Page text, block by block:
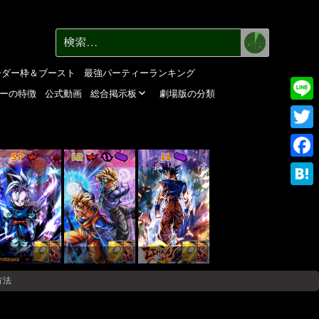
ダー枠＆ブースト
最強パーティーランキング
の特徴 公式動画 総合掲示板
劇場版の分類
SP LR LL
法
Line
検
索:
検
索